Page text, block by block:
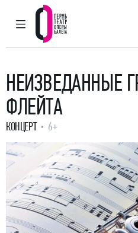
ГЛАВНОЕ МЕНЮ
Пермский
НЕИЗВЕДАННЫЕ
ФЛЕЙТА
КОНЦЕРТ 6+